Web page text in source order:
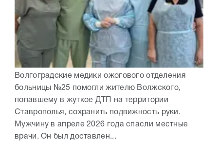
Волгоградские медики ожогового отделения
больницы №25 помогли жителю Волжского,
попавшему в жуткое ДТП на территории
Ставрополья, сохранить подвижность руки.
Мужчину в апреле 2026 года спасли местные
врачи. Он был доставлен...